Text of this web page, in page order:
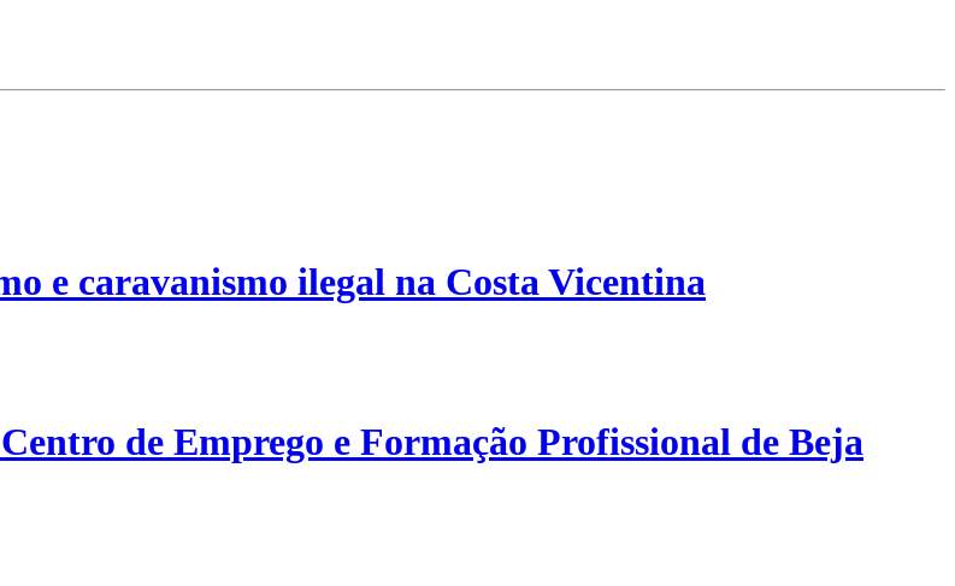
e caravanismo ilegal na Costa Vicentina
de Emprego e Formação Profissional de Beja